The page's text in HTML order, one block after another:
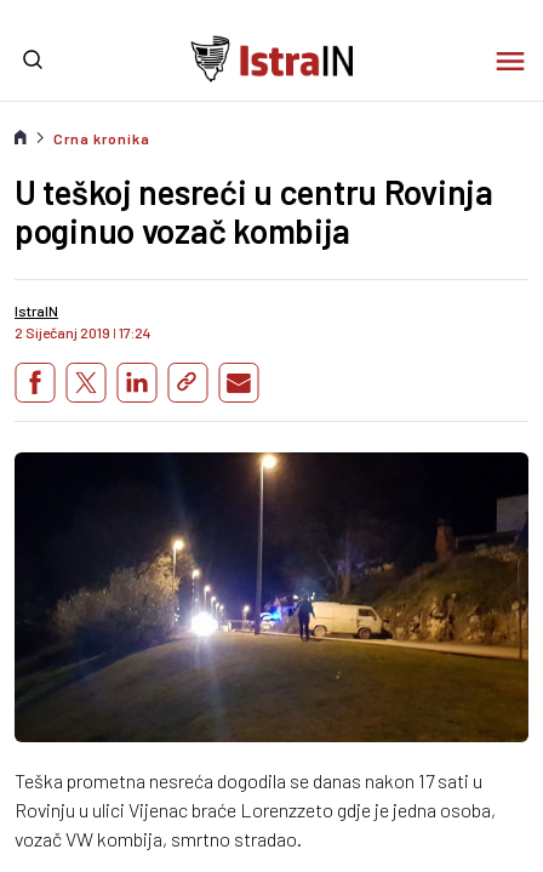
Crna kronika
U teškoj nesreći u centru Rovinja
poginuo vozač kombija
IstraIN
2 Siječanj 2019 I 17:24
Teška prometna nesreća dogodila se danas nakon 17 sati u
Rovinju u ulici Vijenac braće Lorenzzeto gdje je jedna osoba,
vozač VW kombija, smrtno stradao.